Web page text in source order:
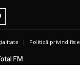
| Politică privind
FM